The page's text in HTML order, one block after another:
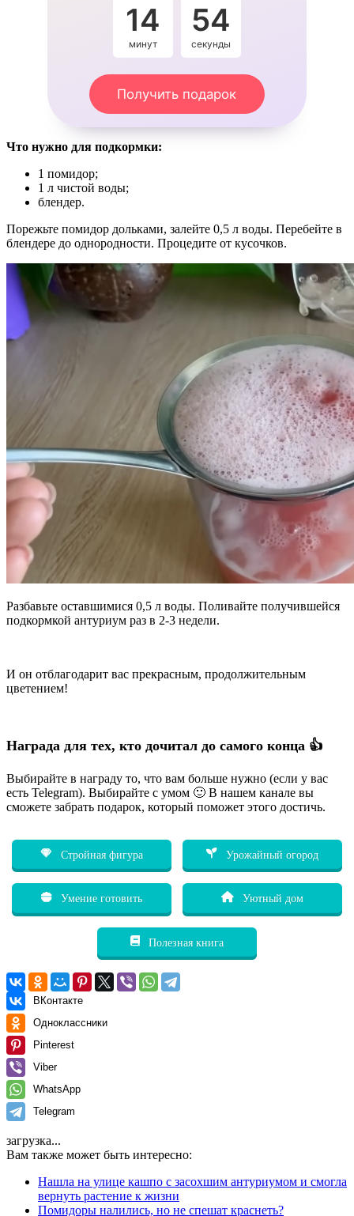
14
минут
53
секунды
Получить подарок
Что нужно для подкормки:
1 помидор;
1 л чистой воды;
блендер.
Порежьте помидор дольками, залейте 0,5 л воды. Перебейте в
блендере до однородности. Процедите от кусочков.
Разбавьте оставшимися 0,5 л воды. Поливайте получившейся
подкормкой антуриум раз в 2-3 недели.
И он отблагодарит вас прекрасным, продолжительным
цветением!
Награда для тех, кто дочитал до самого конца 👍
Выбирайте в награду то, что вам больше нужно (если у вас
есть Telegram). Выбирайте с умом 🙂 В нашем канале вы
сможете забрать подарок, который поможет этого достичь.
Стройная фигура Урожайный огород
Умение готовить Уютный дом
Полезная книга
ВКонтакте
Одноклассники
Pinterest
Viber
WhatsApp
Telegram
загрузка...
Вам также может быть интересно:
Нашла на улице кашпо с засохшим антуриумом и смогла
вернуть растение к жизни
Помидоры налились, но не спешат краснеть?